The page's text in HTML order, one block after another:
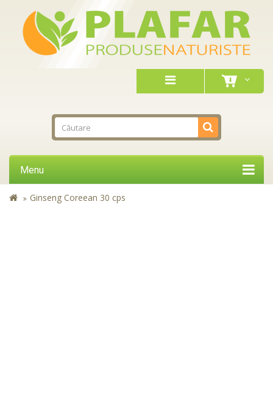
Menu
Ginseng Coreean 30 cps